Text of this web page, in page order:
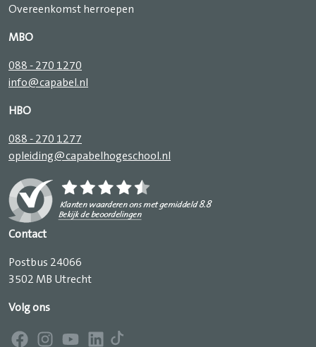
Overeenkomst herroepen
MBO
088 - 270 1270
info@capabel.nl
HBO
088 - 270 1277
opleiding@capabelhogeschool.nl
Contact
Postbus 24066
3502 MB Utrecht
Volg ons